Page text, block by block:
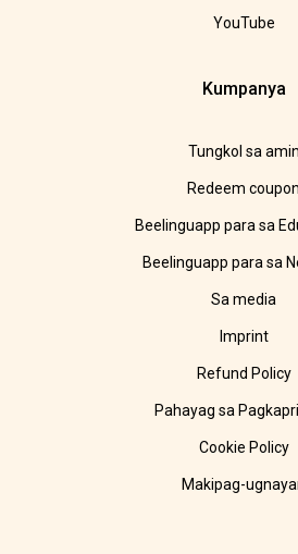
YouTube
Kumpanya
Tungkol sa amin
Redeem coupon
Beelinguapp para sa
Beelinguapp para sa
Sa media
Imprint
Refund Policy
Pahayag sa
Cookie Policy
Makipag-